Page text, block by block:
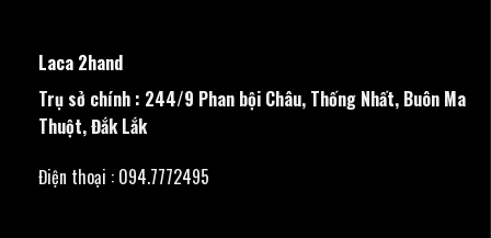
Laca 2hand
Trụ sở chính : 244/9 Phan bội Châu, Thống Nhất, Buôn Ma
Thuột, Đắk Lắk
Điện thoại : 094.7772495